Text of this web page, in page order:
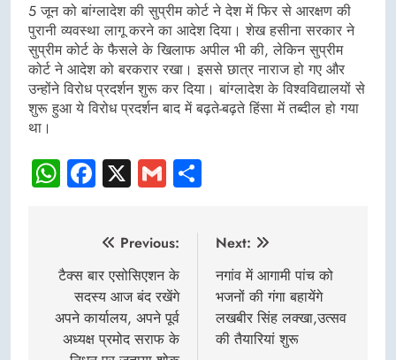
5 जून को बांग्लादेश की सुप्रीम कोर्ट ने देश में फिर से आरक्षण की
पुरानी व्यवस्था लागू करने का आदेश दिया। शेख हसीना सरकार ने
सुप्रीम कोर्ट के फैसले के खिलाफ अपील भी की, लेकिन सुप्रीम
कोर्ट ने आदेश को बरकरार रखा। इससे छात्र नाराज हो गए और
उन्होंने विरोध प्रदर्शन शुरू कर दिया। बांग्लादेश के विश्वविद्यालयों से
शुरू हुआ ये विरोध प्रदर्शन बाद में बढ़ते-बढ़ते हिंसा में तब्दील हो गया
था।
WhatsApp
Facebook
X Gmail
navigation
Previous:
टैक्स बार एसोसिएशन के
सदस्य आज बंद रखेंगे
अपने कार्यालय, अपने पूर्व
अध्यक्ष प्रमोद सराफ के
Next:
नगांव में आगामी पांच को
भजनों की गंगा बहायेंगे
लखबीर सिंह लक्खा,उत्सव
की तैयारियां शुरू